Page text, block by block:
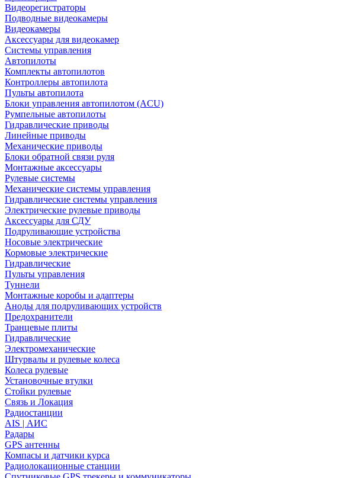
Видеорегистраторы
Подводные видеокамеры
Видеокамеры
Аксессуары для видеокамер
Системы управления
Автопилоты
Комплекты автопилотов
Контроллеры автопилота
Пульты автопилота
Блоки управления автопилотом (ACU)
Румпельные автопилоты
Гидравлические приводы
Линейные приводы
Механические приводы
Блоки обратной связи руля
Монтажные аксессуары
Рулевые системы
Механические системы управления
Гидравлические системы управления
Электрические рулевые приводы
Аксессуары для СДУ
Подруливающие устройства
Носовые электрические
Кормовые электрические
Гидравлические
Пульты управления
Туннели
Монтажные коробы и адаптеры
Аноды для подруливающих устройств
Предохранители
Транцевые плиты
Гидравлические
Электромеханические
Штурвалы и рулевые колеса
Колеса рулевые
Установочные втулки
Стойки рулевые
Связь и Локация
Радиостанции
AIS | АИС
Радары
GPS антенны
Компасы и датчики курса
Радиолокационные станции